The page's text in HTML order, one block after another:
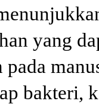
yang
bakteri,